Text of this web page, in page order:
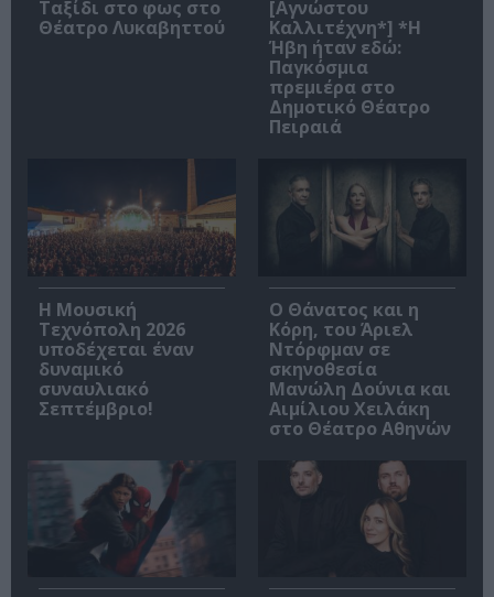
Ταξίδι στο φως στο
Θέατρο Λυκαβηττού
[Αγνώστου
Καλλιτέχνη*] *Η
Ήβη ήταν εδώ:
Παγκόσμια
πρεμιέρα στο
Δημοτικό Θέατρο
Πειραιά
Η Μουσική
Τεχνόπολη 2026
υποδέχεται έναν
δυναμικό
συναυλιακό
Σεπτέμβριο!
Ο Θάνατος και η
Κόρη, του Άριελ
Ντόρφμαν σε
σκηνοθεσία
Μανώλη Δούνια και
Αιμίλιου Χειλάκη
στο Θέατρο Αθηνών